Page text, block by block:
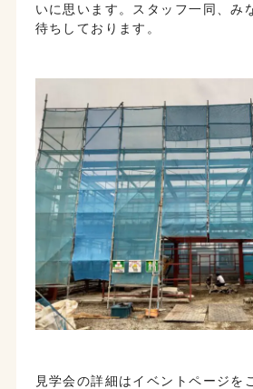
いに思います。スタッフ一同、み
待ちしております。
見学会の詳細はイベントページを